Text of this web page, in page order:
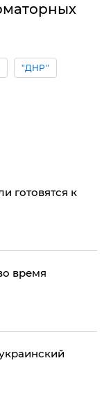
"ДНР"
готовятся к
время